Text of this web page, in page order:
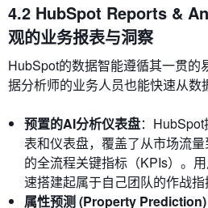
4.2 HubSpot Reports &
观的业务报表与洞察
HubSpot的数据智能遵循其一贯的
据分析师的业务人员也能快速从数
预置的AI分析仪表盘：
表和仪表盘，覆盖了从市场流
的全流程关键指标（KPIs）。
速搭建起属于自己团队的作战指
属性预测 (Property Prediction)